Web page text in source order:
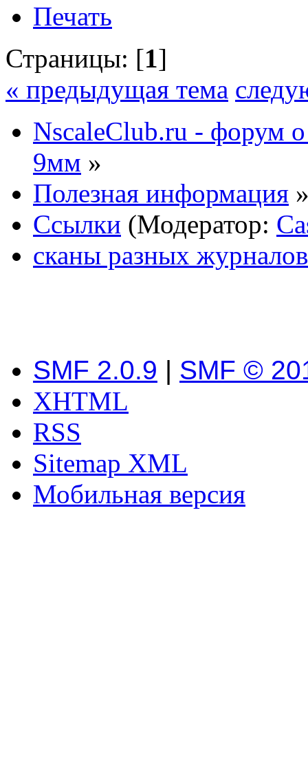
Печать
Страницы: [1]
« предыдущая тема
NscaleClub.ru - форум
9мм »
Полезная информация
Ссылки (Модератор:
сканы разных
SMF 2.0.9 | SMF ©
XHTML
RSS
Sitemap XML
Мобильная версия